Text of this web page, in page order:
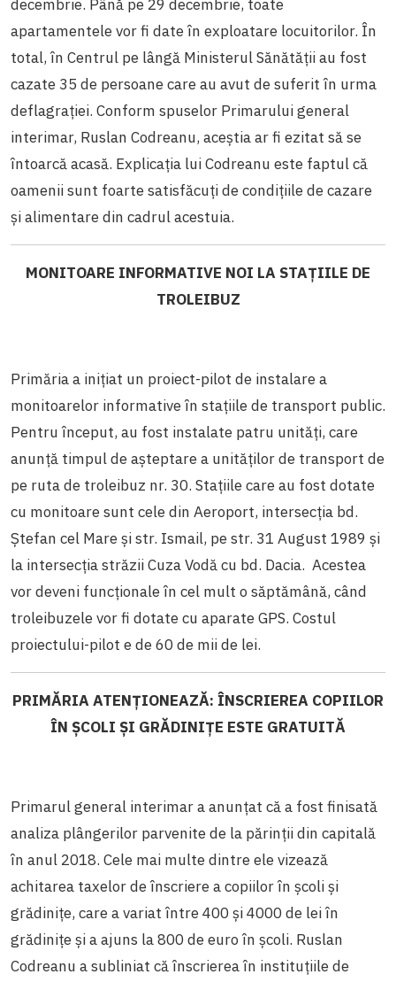
decembrie. Până pe 29 decembrie, toate
apartamentele vor fi date în exploatare locuitorilor. În
total, în Centrul pe lângă Ministerul Sănătății au fost
cazate 35 de persoane care au avut de suferit în urma
deflagrației. Conform spuselor Primarului general
interimar, Ruslan Codreanu, aceștia ar fi ezitat să se
întoarcă acasă. Explicația lui Codreanu este faptul că
oamenii sunt foarte satisfăcuți de condițiile de cazare
și alimentare din cadrul acestuia.
MONITOARE INFORMATIVE NOI LA STAȚIILE DE
TROLEIBUZ
Primăria a inițiat un proiect-pilot de instalare a
monitoarelor informative în stațiile de transport public.
Pentru început, au fost instalate patru unități, care
anunță timpul de așteptare a unităților de transport de
pe ruta de troleibuz nr. 30. Stațiile care au fost dotate
cu monitoare sunt cele din Aeroport, intersecția bd.
Ștefan cel Mare și str. Ismail, pe str. 31 August 1989 și
la intersecția străzii Cuza Vodă cu bd. Dacia. Acestea
vor deveni funcționale în cel mult o săptămână, când
troleibuzele vor fi dotate cu aparate GPS. Costul
proiectului-pilot e de 60 de mii de lei.
PRIMĂRIA ATENȚIONEAZĂ: ÎNSCRIEREA COPIILOR
ÎN ȘCOLI ȘI GRĂDINIȚE ESTE GRATUITĂ
Primarul general interimar a anunțat că a fost finisată
analiza plângerilor parvenite de la părinții din capitală
în anul 2018. Cele mai multe dintre ele vizează
achitarea taxelor de înscriere a copiilor în școli și
grădinițe, care a variat între 400 și 4000 de lei în
grădinițe și a ajuns la 800 de euro în școli. Ruslan
Codreanu a subliniat că înscrierea în instituțiile de